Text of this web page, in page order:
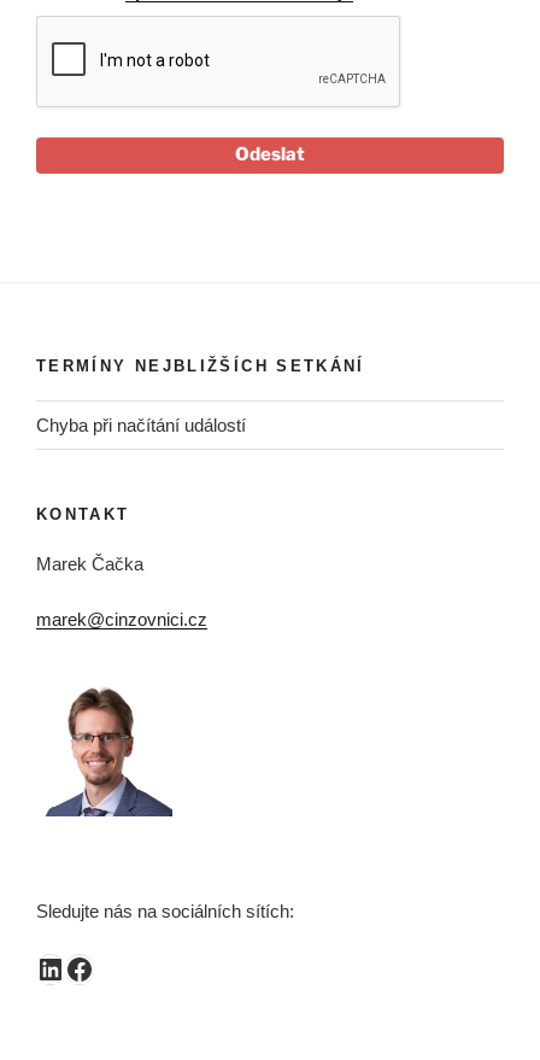
Odeslat
TERMÍNY NEJBLIŽŠÍCH SETKÁNÍ
Chyba při načítání událostí
KONTAKT
Marek Čačka
marek@cinzovnici.cz
Sledujte nás na sociálních sítích:
LinkedIn
Facebook